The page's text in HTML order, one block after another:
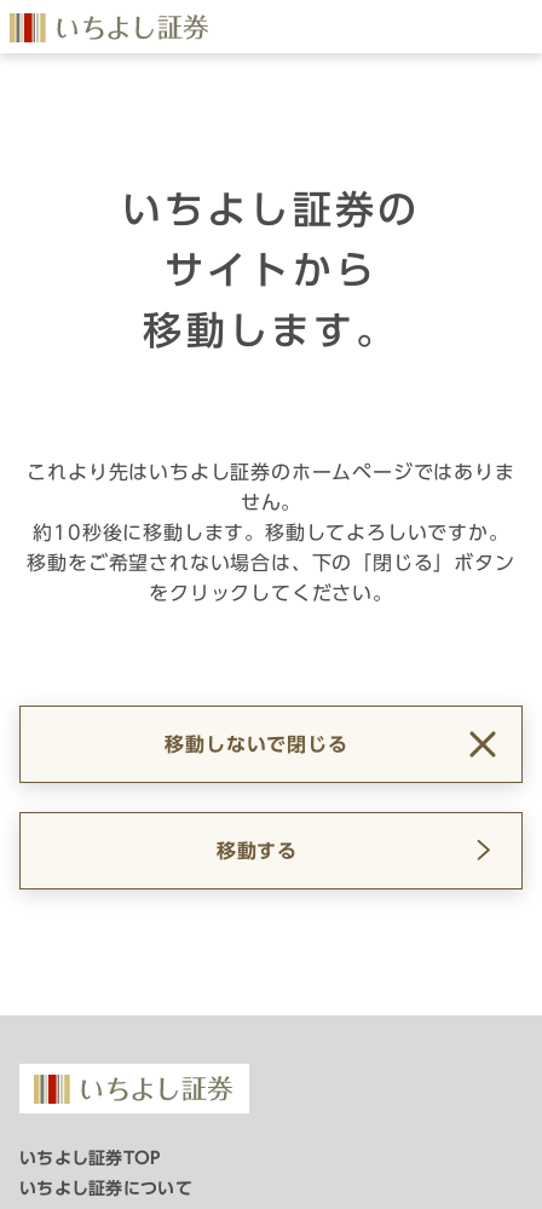
いちよし証券の
サイトから
移動します。
これより先はいちよし証券のホームページではありま
せん。
約10秒後に移動します。移動してよろしいですか。
移動をご希望されない場合は、下の「閉じる」ボタン
をクリックしてください。
移動しないで閉じる
移動する
いちよし証券TOP
いちよし証券について